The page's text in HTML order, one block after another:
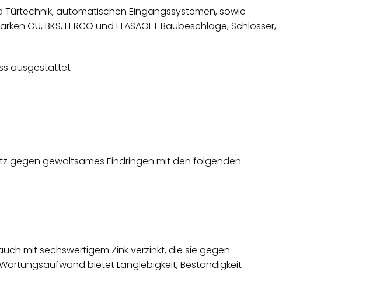
automatischen Eingangssystemen, sowie
BKS, FERCO und ELASAOFT Baubeschläge, Schlösser,
ausgestattet
gegen gewaltsames Eindringen mit den folgenden
mit sechswertigem Zink verzinkt, die sie gegen
bietet Langlebigkeit, Beständigkeit